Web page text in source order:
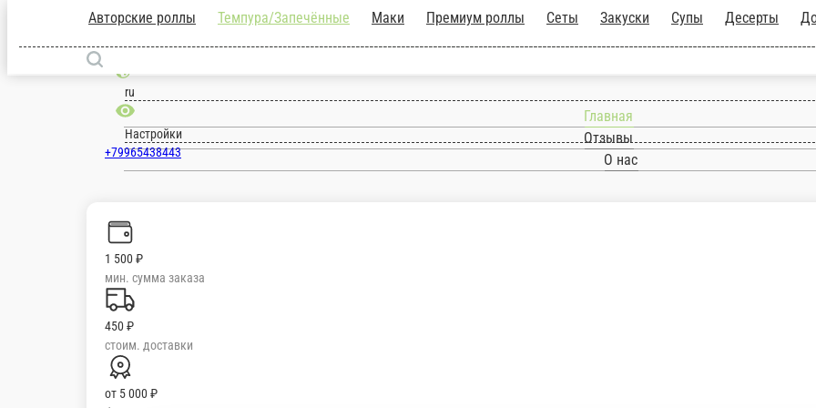
Новосибирск
ru
Настройки
+79965438443
Главная
Отзывы
О нас
1 500 ₽
мин. сумма заказа
450 ₽
стоим. доставки
от5 000 ₽
Авторские роллы Темпура/Запечённые Маки Премиум роллы Сеты Закуски Супы